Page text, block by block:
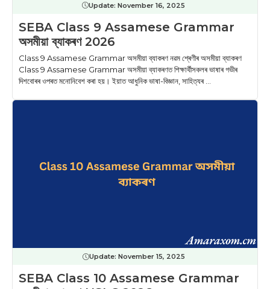
Update: November 16, 2025
SEBA Class 9 Assamese Grammar
অসমীয়া ব্যাকৰণ 2026
Class 9 Assamese Grammar অসমীয়া ব্যাকৰণ নৱম শ্ৰেণীৰ অসমীয়া ব্যাকৰণ
Class 9 Assamese Grammar অসমীয়া ব্যাকৰণত শিক্ষাৰ্থীসকলৰ ভাষাৰ গভীৰ
দিশবোৰৰ ওপৰত মনোনিবেশ কৰা হয়। ইয়াত আধুনিক ভাষা-বিজ্ঞান, সাহিত্যৰ ...
Update: November 15, 2025
SEBA Class 10 Assamese Grammar